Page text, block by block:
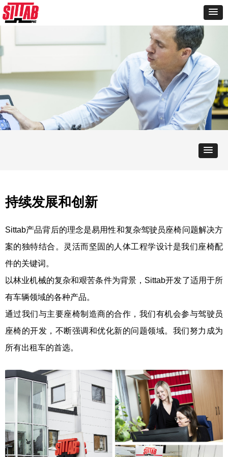
持续发展和创新
Sittab产品背后的理念是易用性和复杂驾驶员座椅问题解决方
案的独特结合。灵活而坚固的人体工程学设计是我们座椅配
件的关键词。
以林业机械的复杂和艰苦条件为背景，Sittab开发了适用于所
有车辆领域的各种产品。
通过我们与主要座椅制造商的合作，我们有机会参与驾驶员
座椅的开发，不断强调和优化新的问题领域。我们努力成为
所有出租车的首选。